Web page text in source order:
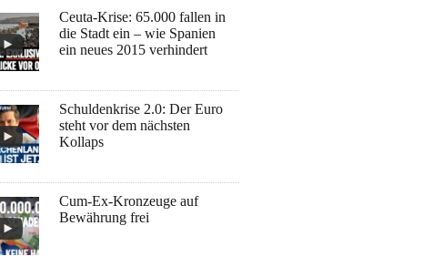
Ceuta-Krise: 65.000 fallen in
die Stadt ein – wie Spanien
ein neues 2015 verhindert
Schuldenkrise 2.0: Der Euro
steht vor dem nächsten
Kollaps
Cum-Ex-Kronzeuge auf
Bewährung frei